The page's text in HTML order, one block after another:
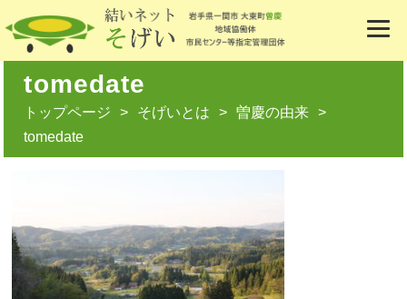
tomedate
トップページ そげいとは
曽慶の由来
tomedate